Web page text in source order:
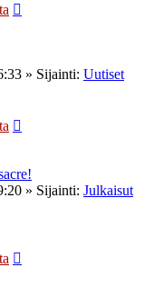
» Sijainti: Uutiset
» Sijainti: Julkaisut